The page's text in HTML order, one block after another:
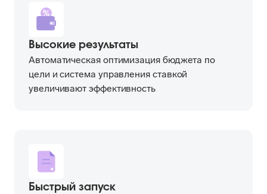
Высокие результаты
Автоматическая оптимизация бюджета по
цели и система управления ставкой
увеличивают эффективность
Быстрый запуск